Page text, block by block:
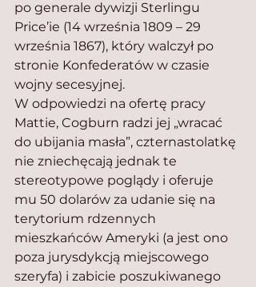
po generale dywizji Sterlingu
Price’ie (14 września 1809 – 29
września 1867), który walczył po
stronie Konfederatów w czasie
wojny secesyjnej.
W odpowiedzi na ofertę pracy
Mattie, Cogburn radzi jej „wracać
do ubijania masła”, czternastolatkę
nie zniechęcają jednak te
stereotypowe poglądy i oferuje
mu 50 dolarów za udanie się na
terytorium rdzennych
mieszkańców Ameryki (a jest ono
poza jurysdykcją miejscowego
szeryfa) i zabicie poszukiwanego